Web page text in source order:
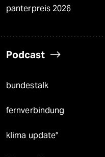
panterpreis 2026
Podcast
bundestalk
fernverbindung
klima update°